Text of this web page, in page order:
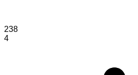
238
4